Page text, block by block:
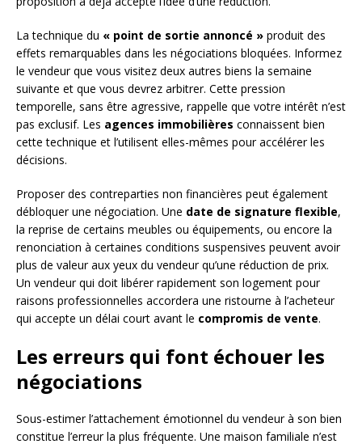
La technique du « point de sortie annoncé » produit des
effets remarquables dans les négociations bloquées. Informez
le vendeur que vous visitez deux autres biens la semaine
suivante et que vous devrez arbitrer. Cette pression
temporelle, sans être agressive, rappelle que votre intérêt n’est
pas exclusif. Les agences immobilières connaissent bien
cette technique et l’utilisent elles-mêmes pour accélérer les
décisions.
Proposer des contreparties non financières peut également
débloquer une négociation. Une date de signature flexible,
la reprise de certains meubles ou équipements, ou encore la
renonciation à certaines conditions suspensives peuvent avoir
plus de valeur aux yeux du vendeur qu’une réduction de prix.
Un vendeur qui doit libérer rapidement son logement pour
raisons professionnelles accordera une ristourne à l’acheteur
qui accepte un délai court avant le compromis de vente.
Les erreurs qui font échouer les
négociations
Sous-estimer l’attachement émotionnel du vendeur à son bien
constitue l’erreur la plus fréquente. Une maison familiale n’est